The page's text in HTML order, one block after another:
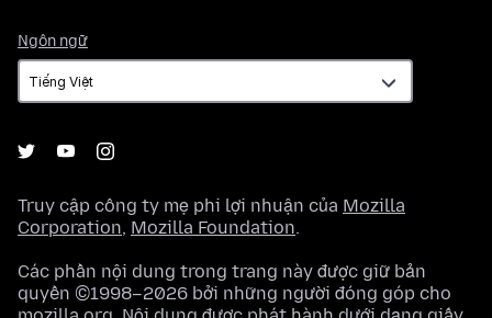
Ngôn ngữ
ngữ
Truy cập công ty mẹ phi lợi nhuận của Mozilla
Corporation, Mozilla Foundation.
Các phần nội dung trong trang này được giữ bản
quyền ©1998–2026 bởi những người đóng góp cho